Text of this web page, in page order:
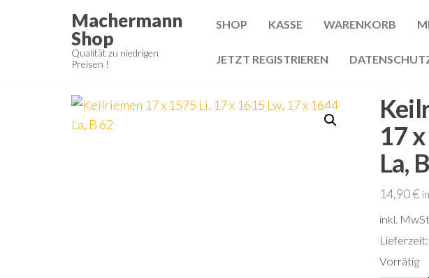
Machermann
Shop
Qualität zu niedrigen
Preisen !
SHOP KASSE WARENKORB
JETZT REGISTRIEREN
17
La,
14,90€
inkl.
Lieferzeit:
Vorrätig